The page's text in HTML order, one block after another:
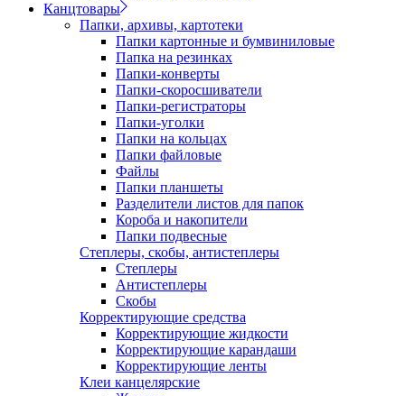
Канцтовары
Папки, архивы, картотеки
Папки картонные и бумвиниловые
Папка на резинках
Папки-конверты
Папки-скоросшиватели
Папки-регистраторы
Папки-уголки
Папки на кольцах
Папки файловые
Файлы
Папки планшеты
Разделители листов для папок
Короба и накопители
Папки подвесные
Степлеры, скобы, антистеплеры
Степлеры
Антистеплеры
Скобы
Корректирующие средства
Корректирующие жидкости
Корректирующие карандаши
Корректирующие ленты
Клеи канцелярские